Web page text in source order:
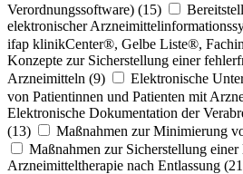
Verordnungssoftware) (15)
elektronischer
ifap klinikCenter®, Gelbe Liste®,
Konzepte zur Sicherstellung einer
Arzneimitteln (9)
Elektronische
von Patientinnen und Patienten mit
Elektronische Dokumentation der
(13)
Maßnahmen zur Minimierung
Maßnahmen zur Sicherstellung einer
Arzneimitteltherapie nach Entlassung